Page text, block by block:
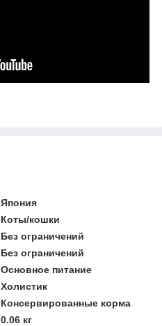
Япония
Коты/кошки
Без ограничений
Без ограничений
Основное питание
Холистик
Консервированные корма
0.06 кг